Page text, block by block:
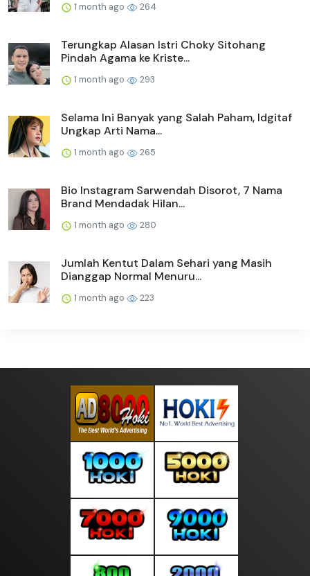
1 month ago 264
Terungkap Alasan Istri Choky Sitohang
Pindah Agama ke Kriste...
1 month ago 293
Selama Ini Banyak yang Salah Paham, Idgitaf
Ungkap Arti Nama...
1 month ago 265
Bio Instagram Sarwendah Disorot, 7 Nama
Brand Mendadak Hilan...
1 month ago 280
Jumlah Kentut Dalam Sehari yang Masih
Dianggap Normal Menuru...
1 month ago 223